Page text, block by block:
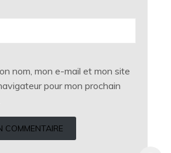
nom, mon e-mail et mon site
pour mon prochain